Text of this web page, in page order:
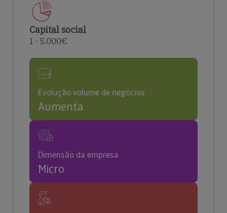
Capital social
1 - 5.000€
Evolução volume de negócios
Aumenta
Dimensão da empresa
Micro